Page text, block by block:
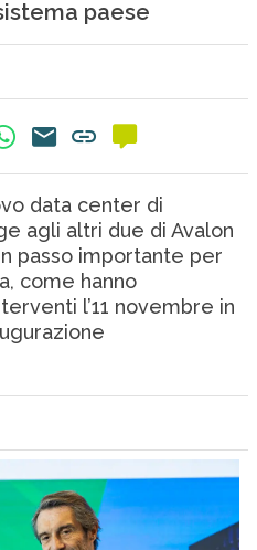
paese
data center di
agli altri due di Avalon
passo importante per
come hanno
l’11 novembre in